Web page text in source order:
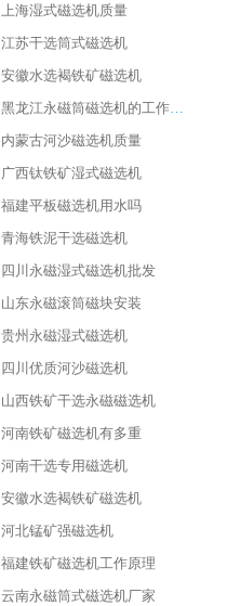
上海湿式磁选机质量
江苏干选筒式磁选机
安徽水选褐铁矿磁选机
黑龙江永磁筒磁选机的工作原理
内蒙古河沙磁选机质量
广西钛铁矿湿式磁选机
福建平板磁选机用水吗
青海铁泥干选磁选机
四川永磁湿式磁选机批发
山东永磁滚筒磁块安装
贵州永磁湿式磁选机
四川优质河沙磁选机
山西铁矿干选永磁磁选机
河南铁矿磁选机有多重
河南干选专用磁选机
安徽水选褐铁矿磁选机
河北锰矿强磁选机
福建铁矿磁选机工作原理
云南永磁筒式磁选机厂家